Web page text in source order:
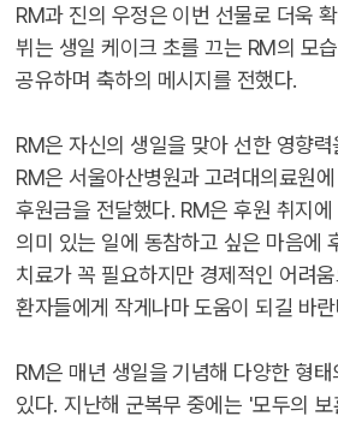
RM과 진의 우정은 이번 선물로 더욱
뷔는 생일 케이크 초를 끄는 RM의 모
공유하며 축하의 메시지를 전했다.
RM은 자신의 생일을 맞아 선한 영향력
RM은 서울아산병원과 고려대의료원
후원금을 전달했다. RM은 후원 취지
의미 있는 일에 동참하고 싶은 마음에
치료가 꼭 필요하지만 경제적인 어려
환자들에게 작게나마 도움이 되길 바
RM은 매년 생일을 기념해 다양한 형
있다. 지난해 군복무 중에는 '모두의